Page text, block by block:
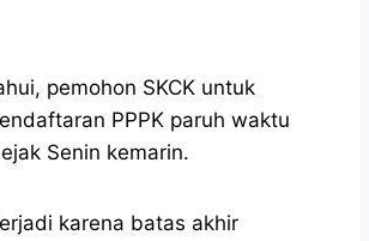
pemohon SKCK untuk
PPPK paruh waktu
Senin kemarin.
karena batas akhir